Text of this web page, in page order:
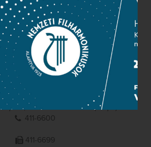
NEMZETI
Komor Marcell u. 1. (Müpa)
411-6600
411-6699